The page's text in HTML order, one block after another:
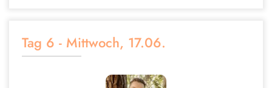
Tag 6 - Mittwoch, 17.06.